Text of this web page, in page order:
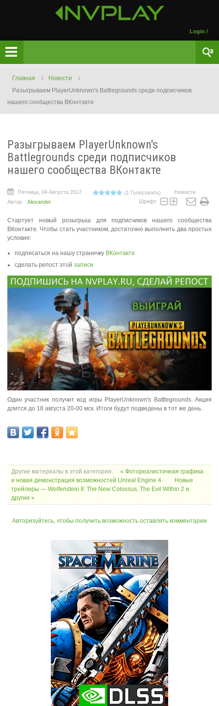
Login /
Главная
Новости
Разыгрываем PlayerUnknown's Battlegrounds среди подписчиков
нашего сообщества ВКонтакте
Разыгрываем PlayerUnknown's
Battlegrounds среди подписчиков
нашего сообщества ВКонтакте
Пятница, 04 Августа 2017 (1 Голосовать)
Новости
Автор
Alexander Шрифт
Стартует новый розыгрыш для подписчиков нашего сообщества
ВКонтакте. Чтобы стать участником, достаточно выполнить два простых
условия:
подписаться на нашу страничку ВКонтакте
сделать репост этой записи
Один участник получит код игры PlayerUnknown's Battlegrounds. Акция
длится до 18 августа 20-00 мск. Итоги будут подведены в тот же день.
Другие материалы в этой категории:
« Фотореалистичная графика
и новая демонстрация возможностей Unreal Engine 4
Новые
трейлеры — Wolfenstein II: The New Colossus, The Evil Within 2 и
другие »
Авторизуйтесь, чтобы получить возможность оставлять комментарии